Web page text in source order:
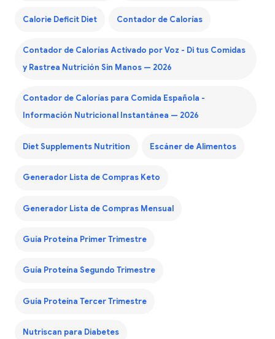
Calorie Deficit Diet Contador de Calorías
Contador de Calorías Activado por Voz - Di tus Comidas
y Rastrea Nutrición Sin Manos — 2026
Contador de Calorías para Comida Española -
Información Nutricional Instantánea — 2026
Diet Supplements Nutrition Escáner de Alimentos
Generador Lista de Compras Keto
Generador Lista de Compras Mensual
Guía Proteína Primer Trimestre
Guía Proteína Segundo Trimestre
Guía Proteína Tercer Trimestre
Nutriscan para Diabetes